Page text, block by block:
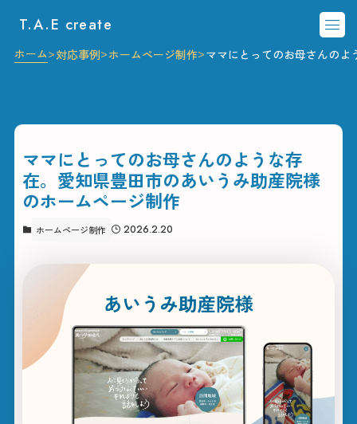
T.A.E create
ホーム 対応事例 ホームページ制作 ママにとってのお母さんの
ママにとってのお母さんのような存
在。愛知県豊田市のあいうみ助産院様
のホームページ制作
ホームページ制作 2026.2.20